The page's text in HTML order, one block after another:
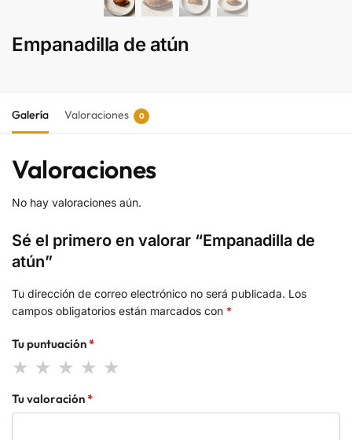
Empanadilla de atún
Galería Valoraciones 0
Valoraciones
No hay valoraciones aún.
Sé el primero en valorar “Empanadilla de
atún”
Tu dirección de correo electrónico no será publicada. Los
campos obligatorios están marcados con *
Tu puntuación*
Tu valoración*